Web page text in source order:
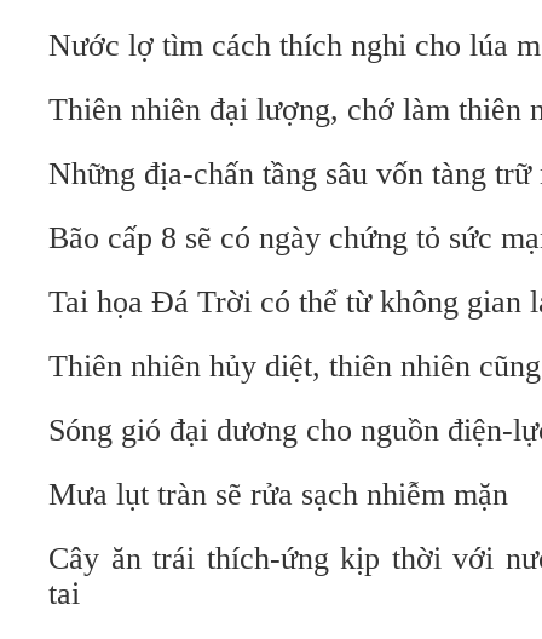
Nước lợ tìm cách thích nghi cho lúa
Thiên nhiên đại lượng, chớ làm thiên
Những địa-chấn tầng sâu vốn tàng trữ
Bão cấp 8 sẽ có ngày chứng tỏ sức
Tai họa Đá Trời có thể từ không gian
Thiên nhiên hủy diệt, thiên nhiên
Sóng gió đại dương cho nguồn điện-
Mưa lụt tràn sẽ rửa sạch nhiễm mặn
Cây ăn trái thích-ứng kịp thời với
tai